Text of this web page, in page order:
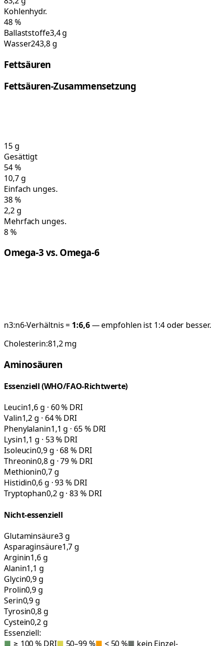
Kohlenhydr.
48%
Ballaststoffe3,4 g
Wasser243,8 g
Fettsäuren
Fettsäuren-Zusammensetzung
15g
Gesättigt
54%
10,7g
Einfach unges.
38%
2,2g
Mehrfach unges.
8%
Omega-3 vs. Omega-6
n3:n6-Verhältnis = 1:6,6— empfohlen ist 1:4 oder besser.
Cholesterin:81,2mg
Aminosäuren
Essenziell (WHO/FAO-Richtwerte)
Leucin1,6 g · 60 % DRI
Valin1,2 g · 64 % DRI
Phenylalanin1,1 g · 65 % DRI
Lysin1,1 g · 53 % DRI
Isoleucin0,9 g · 68 % DRI
Threonin0,8 g · 79 % DRI
Methionin0,7 g
Histidin0,6 g · 93 % DRI
Tryptophan0,2 g · 83 % DRI
Nicht-essenziell
Glutaminsäure3 g
Asparaginsäure1,7 g
Arginin1,6 g
Alanin1,1 g
Glycin0,9 g
Prolin0,9 g
Serin0,9 g
Tyrosin0,8 g
Cystein0,2 g
Essenziell:
■ ≥ 100 % DRI■ 50–99 %■ < 50 %■ kein Einzel-